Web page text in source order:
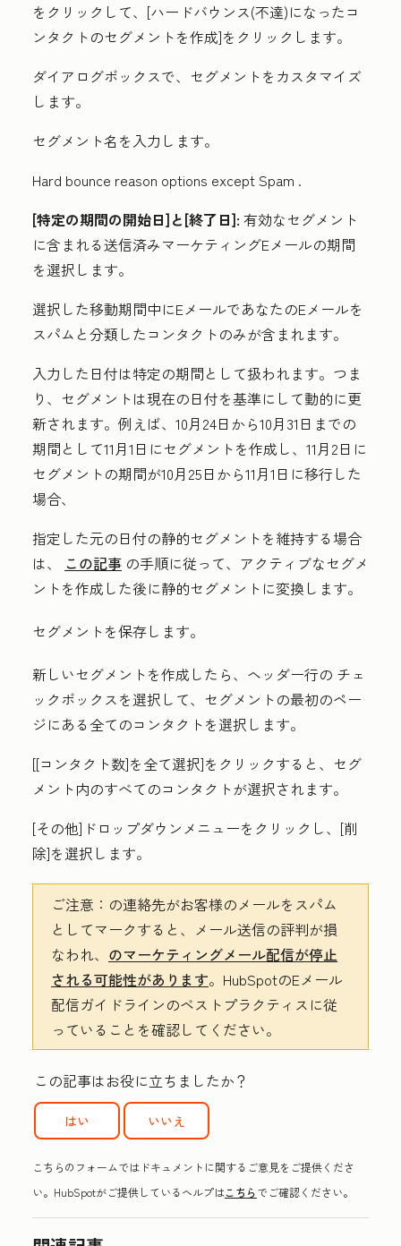
をクリックして、[ハードバウンス(不達)になったコ
ンタクトのセグメントを作成]をクリックします。
ダイアログボックスで、セグメントをカスタマイズ
します。
セグメント名 を入力します。
Hard bounce reason options except Spam .
[特定の期間の開始日]と[終了日]: 有効なセグメント
に含まれる送信済みマーケティングEメールの期間
を選択します。
選択した移動期間中にEメールであなたのEメールを
スパムと分類したコンタクトのみが含まれます。
入力した日付は特定の期間として扱われます。つま
り、セグメントは現在の日付を基準にして動的に更
新されます。例えば、10月24日から10月31日までの
期間として11月1日にセグメントを作成し、11月2日に
セグメントの期間が10月25日から11月1日に移行した
場合、
指定した元の日付の静的セグメントを維持する場合
は、
この記事 の手順に従って、アクティブなセグメ
ントを作成した後に静的セグメントに変換します。
セグメントを保存します。
新しいセグメントを作成したら、ヘッダー行の チェ
ックボックスを選択して、 セグメントの最初のペー
ジにある全てのコンタクトを選択します。
[[コンタクト数]を全て選択]をクリックすると 、セグ
メント内のすべてのコンタクトが選択されます。
[その他] ドロップダウンメニューをクリックし、[削
除]を選択します。
ご注意： の連絡先がお客様のメールをスパム
としてマークすると、メール送信の評判が損
なわれ、 のマーケティングメール配信が停止
される可能性があります。HubSpotのEメール
配信ガイドラインのベストプラクティスに従
っていることを確認してください。
この記事はお役に立ちましたか？
はい いいえ
こちらのフォームではドキュメントに関するご意見をご提供くださ
い。HubSpotがご提供しているヘルプはこちらでご確認ください。